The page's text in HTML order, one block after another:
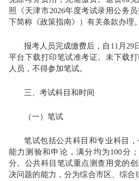
照《天津市2026年度考试录用公务
下简称《政策指南》）有关条款办理。
报考人员完成缴费后，自11月29
平台下载打印笔试准考证。未下载
人员，不得参加笔试。
三、考试科目和时间
（一）笔试
笔试包括公共科目和专业科目
能力测验和申论，满分均为100分
分。公共科目笔试重点测查用党的
决问题的能力，分为综合市区、综合